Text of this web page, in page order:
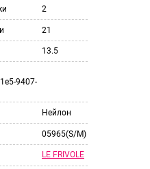
2
21
13.5
9407-
Нейлон
05965(S/M)
LE FRIVOLE